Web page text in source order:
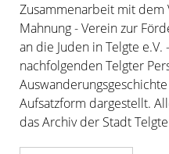
Zusammenarbeit mit dem
Mahnung - Verein zur
an die Juden in Telgte e.V.
nachfolgenden Telgter
Aufsatzform dargestellt.
das Archiv der Stadt